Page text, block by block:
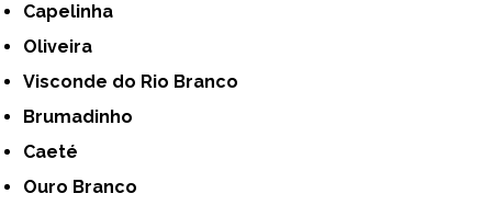
Capelinha
Oliveira
Visconde do Rio Branco
Brumadinho
Caeté
Ouro Branco